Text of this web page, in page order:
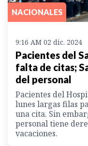
NACIONALES
9:16 AM 02 dic. 2024
Pacientes del
falta de citas;
del personal
Pacientes del
lunes largas filas
una cita. Sin
personal tiene
vacaciones.